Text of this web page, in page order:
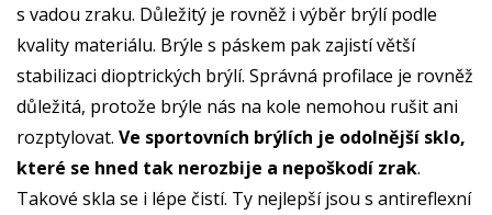
s vadou zraku. Důležitý je rovněž i výběr brýlí podle
kvality materiálu. Brýle s páskem pak zajistí větší
stabilizaci dioptrických brýlí. Správná profilace je rovněž
důležitá, protože brýle nás na kole nemohou rušit ani
rozptylovat. Ve sportovních brýlích je odolnější sklo,
které se hned tak nerozbije a nepoškodí zrak.
Takové skla se i lépe čistí. Ty nejlepší jsou s antireflexní